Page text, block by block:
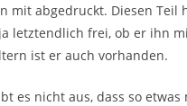
mit abgedruckt. Diesen Teil
letztendlich frei, ob er ihn
ist er auch vorhanden.
es nicht aus, dass so etwas